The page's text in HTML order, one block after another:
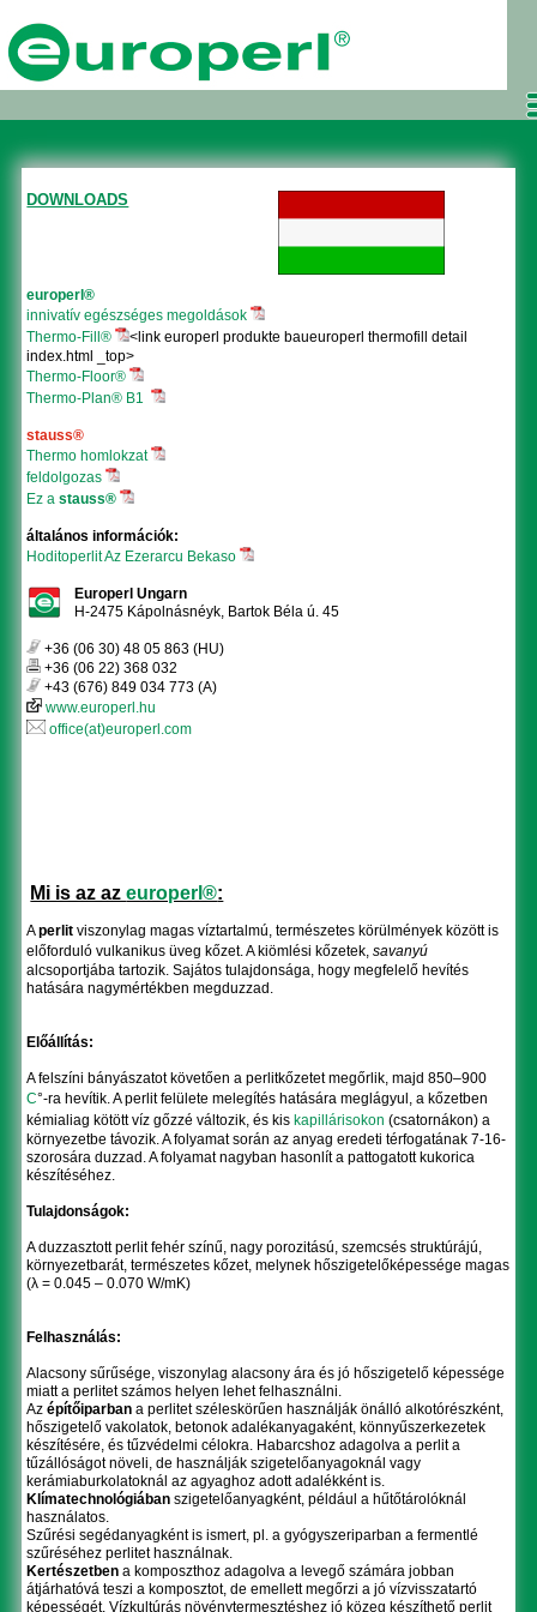
DOWNLOADS
europerl®
innivatív egészséges megoldások
Thermo-Fill®
<link europerl produkte baueuroperl thermofill detail
index.html _top>
Thermo-Floor®
Thermo-Plan® B1
stauss®
Thermo homlokzat
feldolgozas
Ez astauss®
általános információk:
Hoditoperlit Az Ezerarcu Bekaso
Europerl Ungarn
H-2475 Kápolnásnéyk, Bartok Béla ú. 45
+36 (06 30) 48 05 863 (HU)
+36 (06 22) 368 032
+43 (676) 849 034 773 (A)
www.europerl.hu
office(at)europerl.com
Mi is az azeuroperl®:
Aperlit viszonylag magas víztartalmú, természetes körülmények között is
előforduló vulkanikusüveg kőzet. A kiömlési kőzetek,savanyú
alcsoportjába tartozik. Sajátos tulajdonsága, hogy megfelelő hevítés
hatására nagymértékben megduzzad.
Előállítás:
A felszíni bányászatot követően a perlitkőzetet megőrlik, majd 850–900
C°-ra hevítik. A perlit felülete melegítés hatására meglágyul, a kőzetben
kémialiag kötött víz gőzzé változik, és kis kapillárisokon (csatornákon) a
környezetbe távozik. A folyamat során az anyag eredeti térfogatának 7-16-
szorosára duzzad. A folyamat nagyban hasonlít a pattogatott kukorica
készítéséhez.
Tulajdonságok:
A duzzasztott perlit fehér színű, nagy porozitású, szemcsés struktúrájú,
környezetbarát, természetes kőzet, melynek hőszigetelőképessége magas
(λ = 0.045 – 0.070 W/mK)
Felhasználás:
Alacsony sűrűsége, viszonylag alacsony ára és jó hőszigetelő képessége
miatt a perlitet számos helyen lehet felhasználni.
Azépítőiparban a perlitet széleskörűen használják önálló alkotórészként,
hőszigetelő vakolatok, betonok adalékanyagaként, könnyűszerkezetek
készítésére, és tűzvédelmi célokra. Habarcshoz adagolva a perlit a
tűzállóságot növeli, de használják szigetelőanyagoknál vagy
kerámiaburkolatoknál az agyaghoz adott adalékként is.
Klímatechnológiában szigetelőanyagként, például a hűtőtárolóknál
használatos.
Szűrési segédanyagként is ismert, pl. a gyógyszeriparban a fermentlé
szűréséhez perlitet használnak.
Kertészetben a komposzthoz adagolva a levegő számára jobban
átjárhatóvá teszi a komposztot, de emellett megőrzi a jó vízvisszatartó
képességét. Vízkultúrás növénytermesztéshez jó közeg készíthető perlit